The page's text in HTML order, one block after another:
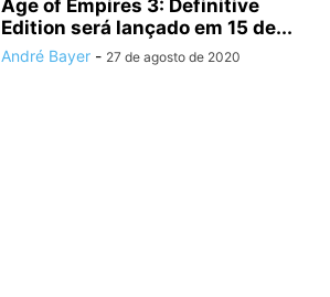
Age of Empires 3: Definitive
Edition será lançado em 15 de...
André Bayer - 27 de agosto de 2020